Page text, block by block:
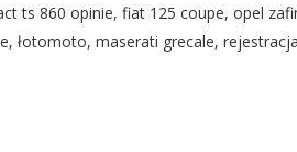
ts 860 opinie, fiat 125 coupe, opel
łotomoto, maserati grecale,